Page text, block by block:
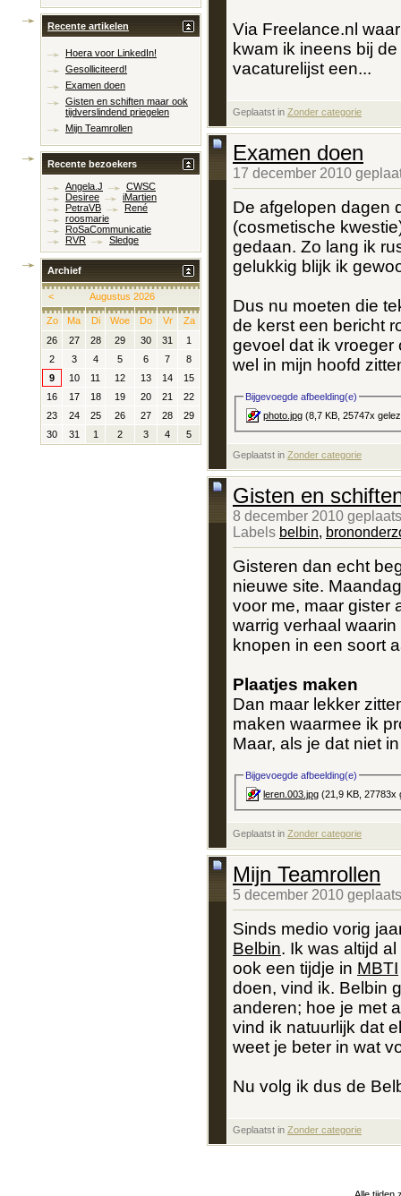
Via Freelance.nl
kwam ik ineens bij
vacaturelijst een...
Geplaatst in Zonder categorie
Examen doen
17 december 2010
De afgelopen dagen
(cosmetische
gedaan. Zo lang ik
gelukkig blijk ik
Dus nu moeten die
de kerst een bericht
gevoel dat ik vroeger
wel in mijn hoofd
Bijgevoegde afbeelding(e)
photo.jpg (8,7 KB, 25747x
Geplaatst in Zonder categorie
Gisten en
8 december 2010
Labels belbin,
Gisteren dan echt
nieuwe site.
voor me, maar gister
warrig verhaal
knopen in een soort
Plaatjes maken
Dan maar lekker
maken waarmee ik
Maar, als je dat niet
Bijgevoegde afbeelding(e)
leren.003.jpg (21,9 KB, 27783x
Geplaatst in Zonder categorie
Mijn Teamrollen
5 december 2010
Sinds medio vorig
Belbin. Ik was altijd
ook een tijdje in MBTI
doen, vind ik. Belbin
anderen; hoe je met
vind ik natuurlijk dat
weet je beter in wat
Nu volg ik dus de
Geplaatst in Zonder categorie
Recente artikelen
Hoera voor LinkedIn!
Gesolliciteerd!
Examen doen
Gisten en schiften maar ook
tijdverslindend priegelen
Mijn Teamrollen
Recente bezoekers
Angela.J
CWSC
Desiree
iMartien
PetraVB
René
roosmarie
RoSaCommunicatie
RVR
Sledge
Archief
< Augustus 2026
Zo Ma Di Woe Do Vr
Za
26
27 28 29 30 31
1
2
3 4 5 6 7
8
9
10 11 12 13 14
15
16
17 18 19 20 21
22
23
24 25 26 27 28
29
30
31 1 2 3 4 5